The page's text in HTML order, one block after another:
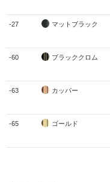
-27 マットブラック
-60 ブラッククロム
-63 カッパー
-65 ゴールド